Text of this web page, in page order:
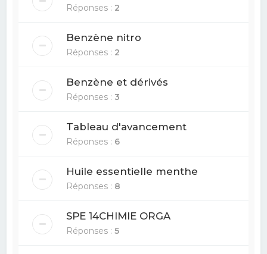
Réponses : 2
Benzène nitro
Réponses : 2
Benzène et dérivés
Réponses :3
Tableau d'avancement
Réponses : 6
Huile essentielle menthe
Réponses : 8
SPE 14CHIMIE ORGA
Réponses :5